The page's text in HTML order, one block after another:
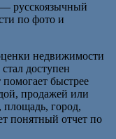
русскоязычный
по фото и
недвижимости
доступен
быстрее
продажей или
площадь, город,
понятный отчет по